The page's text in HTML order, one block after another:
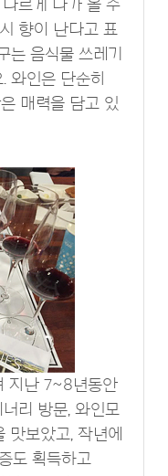
르게 다가 올 수
향이 난다고 표
는 음식물 쓰레기
와인은 단순히
매력을 담고 있
지난 7~8년동안
리 방문, 와인모
맛보았고, 작년에
도 획득하고